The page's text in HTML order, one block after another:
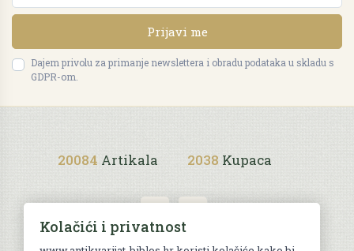
Prijavi me
Dajem privolu za primanje newslettera i obradu podataka u skladu s
GDPR-om.
20084 Artikala 2038 Kupaca
Kolačići i privatnost